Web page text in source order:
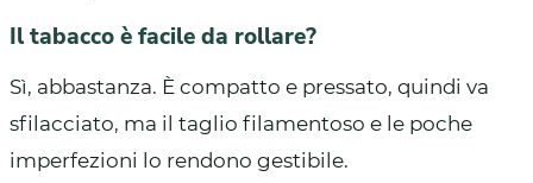
Il tabacco è facile da rollare?
Sì, abbastanza. È compatto e pressato, quindi va
sfilacciato, ma il taglio filamentoso e le poche
imperfezioni lo rendono gestibile.